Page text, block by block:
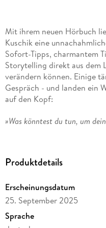
Mit ihrem neuen Hörbuch
Kuschik eine
Sofort-Tipps, charmantem
Storytelling direkt aus dem
verändern können. Einige
Gespräch - und landen ein
auf den Kopf:
»Was könntest du tun, um
»War das ein Vorwurf oder
Dieses Hörbuch ist eine
Klarheit wollen,
Tool voller kluger Impulse,
humorvoller Tiefe. Denn
Produktdetails
Erscheinungsdatum
25. September 2025
Sprache